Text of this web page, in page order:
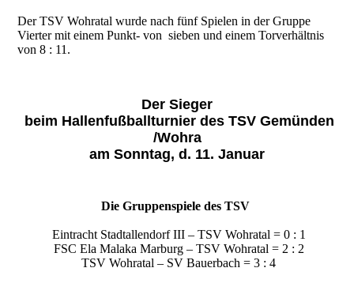
Der TSV Wohratal wurde nach fünf Spielen in der Gruppe
Vierter mit einem Punkt- von sieben und einem Torverhältnis
von 8 : 11.
Der Sieger
beim Hallenfußballturnier des TSV Gemünden
/Wohra
am Sonntag, d. 11. Januar
Die Gruppenspiele des TSV
Eintracht Stadtallendorf III – TSV Wohratal = 0 : 1
FSC Ela Malaka Marburg – TSV Wohratal = 2 : 2
TSV Wohratal – SV Bauerbach = 3 : 4